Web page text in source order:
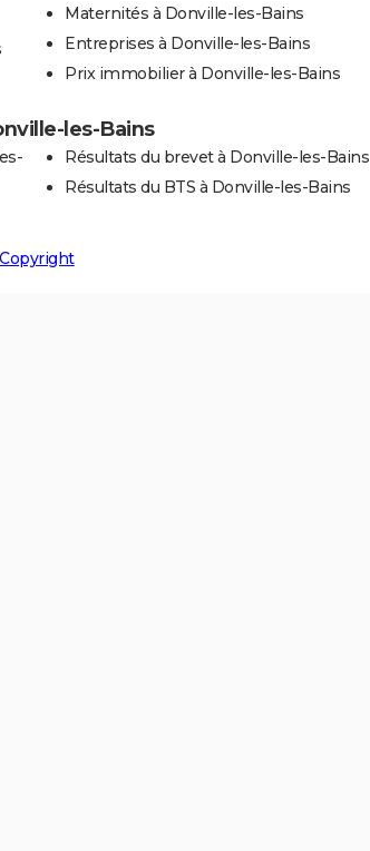
Maternités à Donville-les-Bains
Entreprises à Donville-les-Bains
Prix immobilier à Donville-les-Bains
les-Bains
Résultats du brevet à Donville-les-Bains
Résultats du BTS à Donville-les-Bains
Copyright